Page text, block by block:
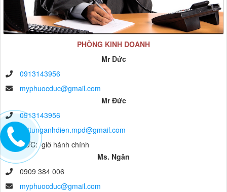
PHÒNG KINH DOANH
Mr Đức
0913143956
myphuocduc@gmail.com
Mr Đức
0913143956
vattunganhdien.mpd@gmail.com
anh ĐỨC: giờ hánh chính
Ms. Ngân
0909 384 006
myphuocduc@gmail.com